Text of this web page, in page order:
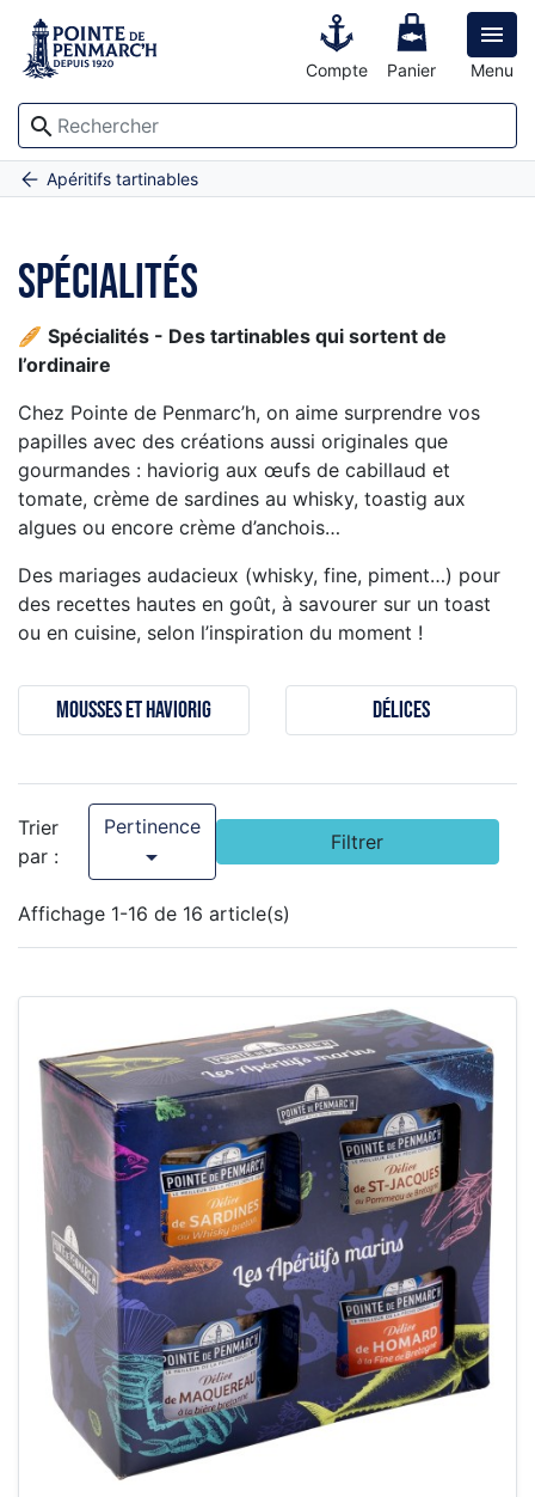

Menu
search
Compte Panier
AccueilApéritifs tartinables
Spécialités
Spécialités
🥖 Spécialités - Des tartinables qui sortent de
l’ordinaire
Chez Pointe de Penmarc’h, on aime surprendre vos
papilles avec des créations aussi originales que
gourmandes : haviorig aux œufs de cabillaud et
tomate, crème de sardines au whisky, toastig aux
algues ou encore crème d’anchois…
Des mariages audacieux (whisky, fine, piment…) pour
des recettes hautes en goût, à savourer sur un toast
ou en cuisine, selon l’inspiration du moment !
Mousses et haviorig Délices
Trier
par :
Pertinence

Filtrer
Affichage 1-16 de 16 article(s)